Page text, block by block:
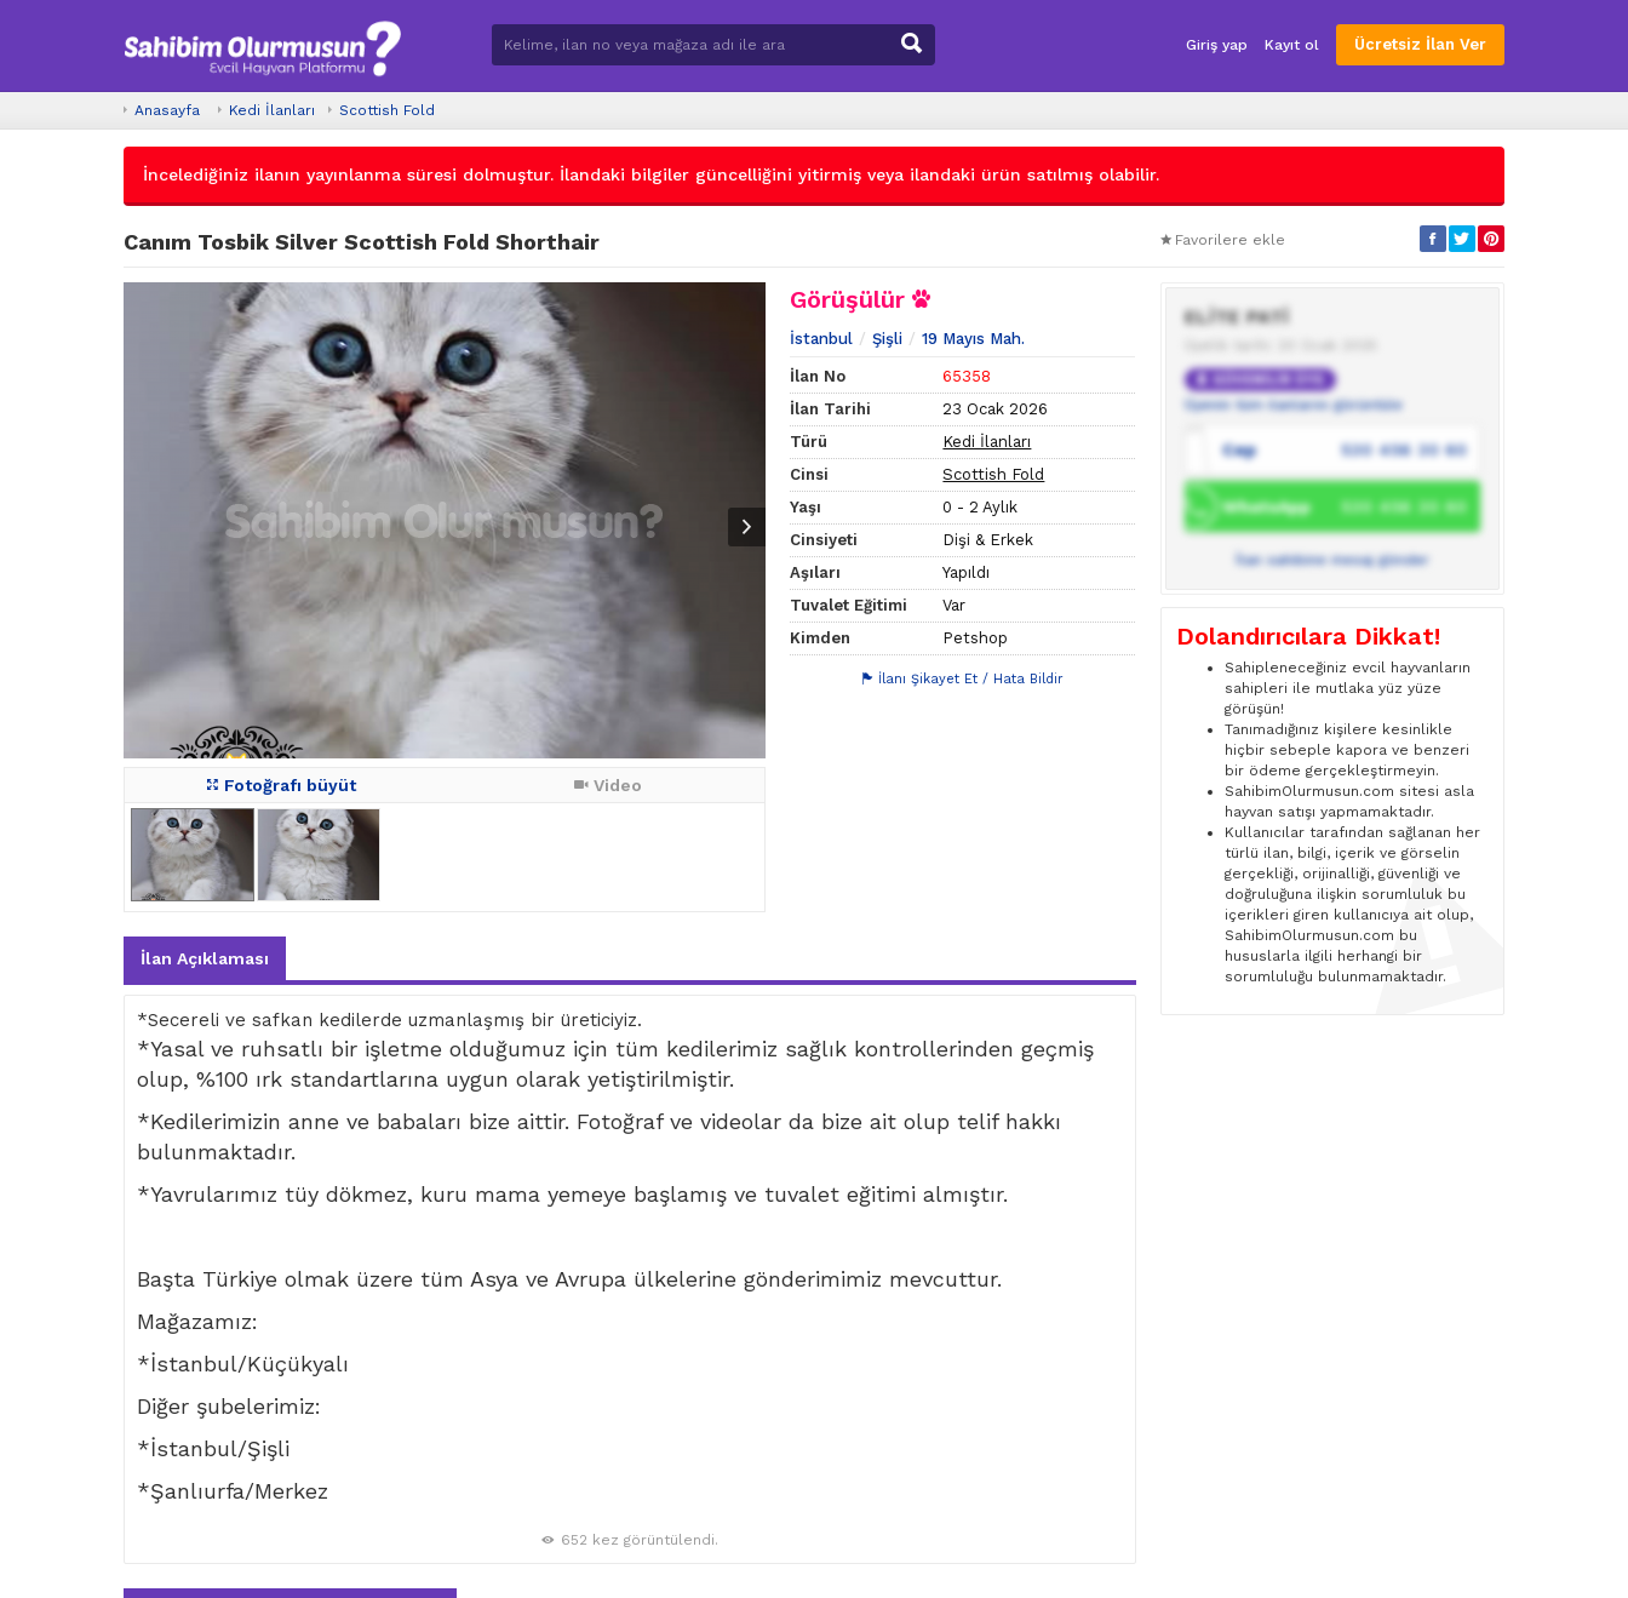
Giriş yap Kayıt ol Ücretsiz İlan Ver
Anasayfa Kedi İlanları Scottish Fold
İncelediğiniz ilanın yayınlanma süresi dolmuştur. İlandaki bilgiler güncelliğini yitirmiş veya ilandaki ürün satılmış olabilir.
Canım Tosbik Silver Scottish Fold Shorthair Favorilere ekle
Fotoğrafı büyüt Video
Görüşülür
İstanbul Şişli 19 Mayıs Mah.
İlan No
65358
İlan Tarihi
23 Ocak 2026
Türü
Kedi İlanları
Cinsi
Scottish Fold
Yaşı
0 - 2 Aylık
Cinsiyeti
Dişi & Erkek
Aşıları
Yapıldı
Tuvalet Eğitimi
Var
Kimden
Petshop
İlanı Şikayet Et / Hata Bildir
İlan Açıklaması
*Secereli ve safkan kedilerde uzmanlaşmış bir üreticiyiz.
*Yasal ve ruhsatlı bir işletme olduğumuz için tüm kedilerimiz sağlık kontrollerinden geçmiş
olup, %100 ırk standartlarına uygun olarak yetiştirilmiştir.
*Kedilerimizin anne ve babaları bize aittir. Fotoğraf ve videolar da bize ait olup telif hakkı
bulunmaktadır.
*Yavrularımız tüy dökmez, kuru mama yemeye başlamış ve tuvalet eğitimi almıştır.
Başta Türkiye olmak üzere tüm Asya ve Avrupa ülkelerine gönderimimiz mevcuttur.
Mağazamız:
*İstanbul/Küçükyalı
Diğer şubelerimiz:
*İstanbul/Şişli
*Şanlıurfa/Merkez
652 kez görüntülendi.
ELİTE PATİ
GÜVENİLİR ÜYE
Üyenin tüm ilanlarını görüntüle
Cep 530 456 30 60
WhatsApp 530 456 30 60
İlan sahibine mesaj gönder
Dolandırıcılara Dikkat!
Sahipleneceğiniz evcil hayvanların
sahipleri ile mutlaka yüz yüze
görüşün!
Tanımadığınız kişilere kesinlikle
hiçbir sebeple kapora ve benzeri
bir ödeme gerçekleştirmeyin.
SahibimOlurmusun.com sitesi asla
hayvan satışı yapmamaktadır.
Kullanıcılar tarafından sağlanan her
türlü ilan, bilgi, içerik ve görselin
gerçekliği, orijinalliği, güvenliği ve
doğruluğuna ilişkin sorumluluk bu
içerikleri giren kullanıcıya ait olup,
SahibimOlurmusun.com bu
hususlarla ilgili herhangi bir
sorumluluğu bulunmamaktadır.